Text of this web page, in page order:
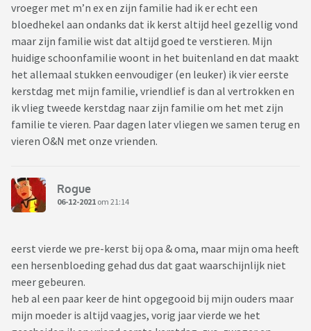
vragen opleveren. Dit jaar wilden we eigenlijk thuisblijven, of
desnoods alleen naar mijn oma toe. Maar verder nog niet
echt over nagedacht. Nu wordt er vanuit de kant van mijn
vriend alweer druk geregeld, want ‘de agenda’s stromen vol,
hoe is Eerste Kerstdag voor jullie?’. Eigenlijk willen we
zeggen, we komen niet, maar het voelt toch alsof we dat
niet zo, zonder goede reden, kunnen zeggen. Zit alweer
dagen in de stress hierdoor, bang voor ruzie, voor gedoe,
voor teleurstellingen, december is net begonnen en het hele
Nou ja, hele intro, wat ik me eigenlijk afvraag, hoe zorgen
jullie dat je niet gek wordt van het hele verwachtingen,
je het ‘maken’ om gewoon te weigeren? Of maak jij je al
jaren niet meer druk?
(Kan natuurlijk ook dat je het oprecht gezellig vind, of dat
alles vrijblijvend en relaxed gaat, helemaal goed voor jou,
vroeger met m’n ex en zijn familie had ik er echt een
bloedhekel aan ondanks dat ik kerst altijd heel gezellig vond
maar zijn familie wist dat altijd goed te verstieren. Mijn
huidige schoonfamilie woont in het buitenland en dat maakt
het allemaal stukken eenvoudiger (en leuker) ik vier eerste
kerstdag met mijn familie, vriendlief is dan al vertrokken en
ik vlieg tweede kerstdag naar zijn familie om het met zijn
familie te vieren. Paar dagen later vliegen we samen terug en
vieren O&N met onze vrienden.
Rogue
06-12-2021 om 21:14
eerst vierde we pre-kerst bij opa & oma, maar mijn oma heeft
een hersenbloeding gehad dus dat gaat waarschijnlijk niet
meer gebeuren.
heb al een paar keer de hint opgegooid bij mijn ouders maar
mijn moeder is altijd vaagjes, vorig jaar vierde we het